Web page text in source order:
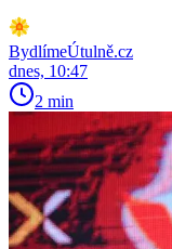
BydlímeÚtulně.cz
dnes, 10:47
2 min